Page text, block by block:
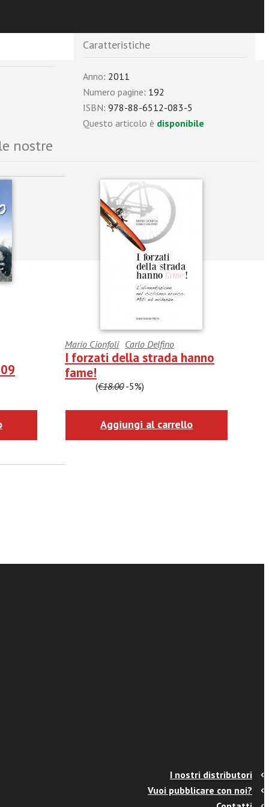
Caratteristiche
Anno: 2011
Numero pagine: 192
ISBN: 978-88-6512-083-5
Questo articolo è disponibile
Mario Cionfoli Carlo Delfino
I forzati della strada hanno
fame!
(€18.00-5%)
Aggiungi al carrello
nostre
I nostri distributori
Vuoi pubblicare con noi?